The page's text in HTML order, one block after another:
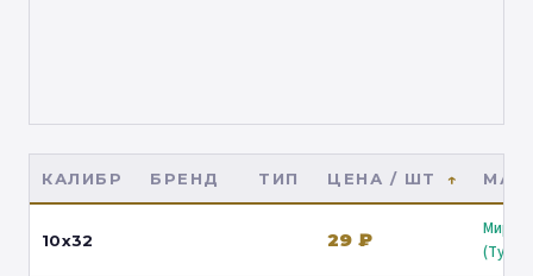
КАЛИБР БРЕНД ТИП ЦЕНА / ШТ
10x32 29 ₽
Мир